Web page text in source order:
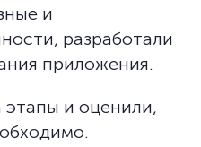
и
разработали
приложения.
этапы и оценили,